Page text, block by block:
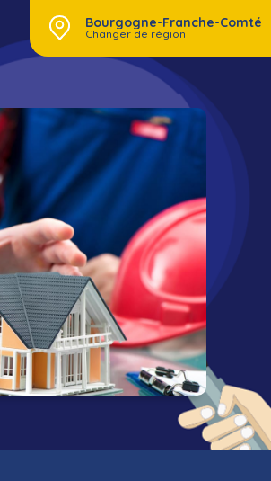
Bourgogne-Franche-Comté
Changer de région